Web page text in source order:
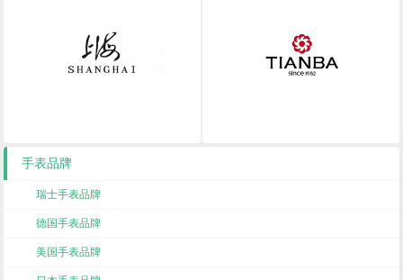
手表品牌
瑞士手表品牌
德国手表品牌
美国手表品牌